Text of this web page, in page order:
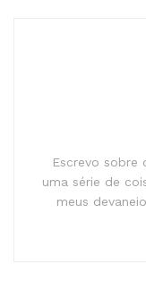
Escrevo sobre
uma série de
meus